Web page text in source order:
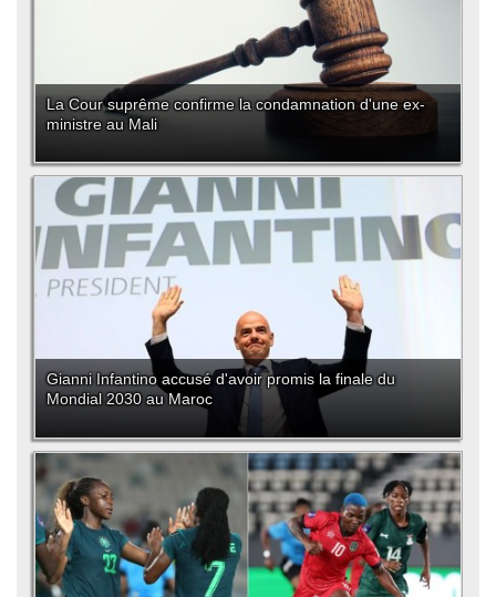
La Cour suprême confirme la condamnation d'une ex-
ministre au Mali
Gianni Infantino accusé d'avoir promis la finale du
Mondial 2030 au Maroc